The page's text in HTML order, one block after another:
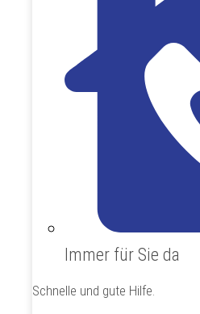
Immer für Sie da
Schnelle und gute Hilfe.